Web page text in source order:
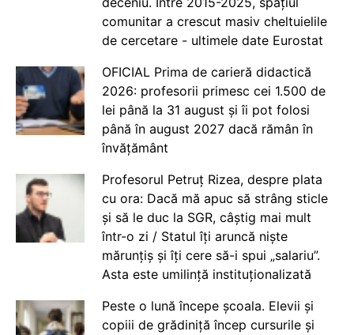
comunitar a crescut masiv cheltuielile
de cercetare - ultimele date Eurostat
OFICIAL Prima de carieră didactică
2026: profesorii primesc cei 1.500 de
lei până la 31 august și îi pot folosi
până în august 2027 dacă rămân în
învățământ
Profesorul Petruț Rizea, despre plata
cu ora: Dacă mă apuc să strâng sticle
și să le duc la SGR, câștig mai mult
într-o zi / Statul îți aruncă niște
mărunțiș și îți cere să-i spui „salariu”.
Asta este umilință instituționalizată
Peste o lună începe școala. Elevii și
copiii de grădiniță încep cursurile și